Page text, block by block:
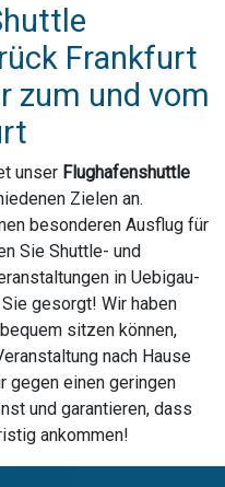
Frankfurt
zum und vom
unser Flughafenshuttle
Zielen an.
besonderen Ausflug für
Sie Shuttle- und
in Uebigau-
gesorgt! Wir haben
sitzen können,
nach Hause
gegen einen geringen
und garantieren, dass
ankommen!